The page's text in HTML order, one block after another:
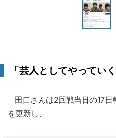
「芸人としてやってい
田口さんは2回戦当日の17日
を更新し、